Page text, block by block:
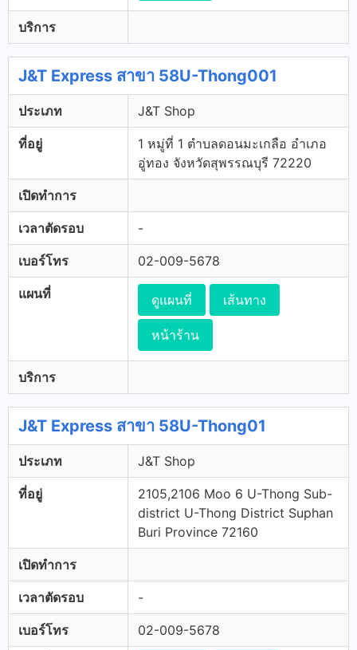
บริการ
J&T Express สาขา 58U-Thong001
ประเภท J&T Shop
ที่อยู่
1 หมู่ที่ 1 ตำบลดอนมะเกลือ อำเภอ
อู่ทอง จังหวัดสุพรรณบุรี 72220
เปิดทำการ
เวลาตัดรอบ -
เบอร์โทร 02-009-5678
แผนที่ ดูแผนที่ เส้นทาง
หน้าร้าน
บริการ
J&T Express สาขา 58U-Thong01
ประเภท J&T Shop
ที่อยู่
2105,2106 Moo 6 U-Thong Sub-
district U-Thong District Suphan
Buri Province 72160
เปิดทำการ
เวลาตัดรอบ -
เบอร์โทร 02-009-5678